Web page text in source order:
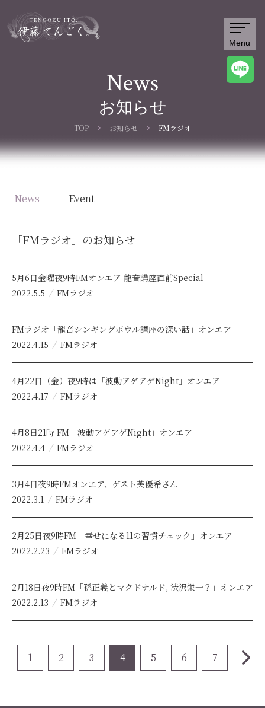
Menu
News
お知らせ
TOP お知らせ FMラジオ
News Event
「FMラジオ 」のお知らせ
5月6日金曜夜9時FMオンエア 龍音講座直前Special
2022.5.5
FMラジオ
FMラジオ「龍音シンギングボウル講座の深い話」オンエア
2022.4.15
FMラジオ
4月22日（金）夜9時は「波動アゲアゲNight」オンエア
2022.4.17
FMラジオ
4月8日21時 FM「波動アゲアゲNight」オンエア
2022.4.4
FMラジオ
3月4日夜9時FMオンエア、ゲスト芙優希さん
2022.3.1
FMラジオ
2月25日夜9時FM「幸せになる11の習慣チェック」オンエア
2022.2.23
FMラジオ
2月18日夜9時FM「孫正義とマクドナルド, 渋沢栄一？」オンエア
2022.2.13
FMラジオ
1 2 3 4 5 6 7